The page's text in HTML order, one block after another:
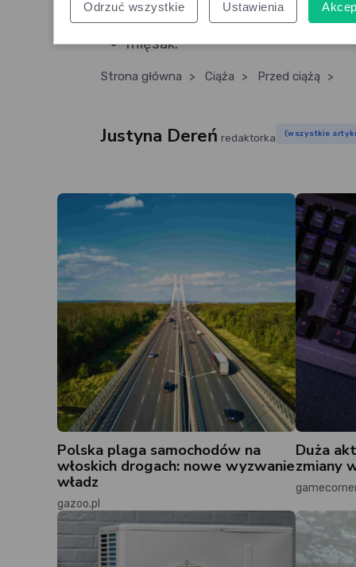
czerniak,
mięsak.
Strona główna > Ciąża > Przed ciążą >
Justyna Dereń redaktorka (wszystkie
Polska plaga samochodów na
włoskich drogach: nowe wyzwanie
władz
gazoo.pl
Duża
zmiany
Odrzuć wszystkie Ustawienia